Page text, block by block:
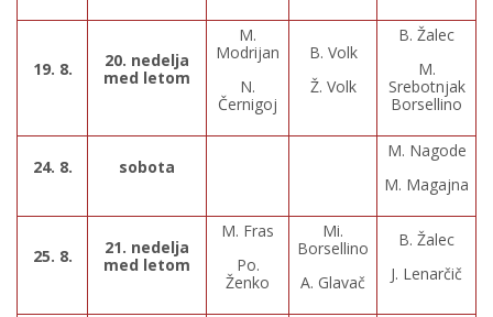
19. 8.
20. nedelja
med letom
M.
Modrijan
N.
Černigoj
B. Volk
Ž. Volk
B. Žalec
M.
Srebotnjak
Borsellino
24. 8. sobota
M. Nagode
M. Magajna
25. 8.
21. nedelja
med letom
M. Fras
Po.
Ženko
Mi.
Borsellino
A. Glavač
B. Žalec
J. Lenarčič